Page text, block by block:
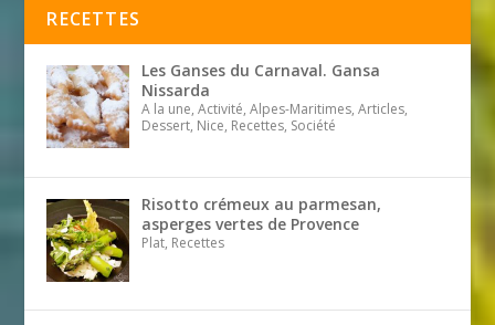
RECETTES
Les Ganses du Carnaval. Gansa
Nissarda
A la une, Activité, Alpes-Maritimes, Articles,
Dessert, Nice, Recettes, Société
Risotto crémeux au parmesan,
asperges vertes de Provence
Plat, Recettes